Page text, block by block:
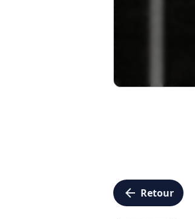
arrow_left Retour